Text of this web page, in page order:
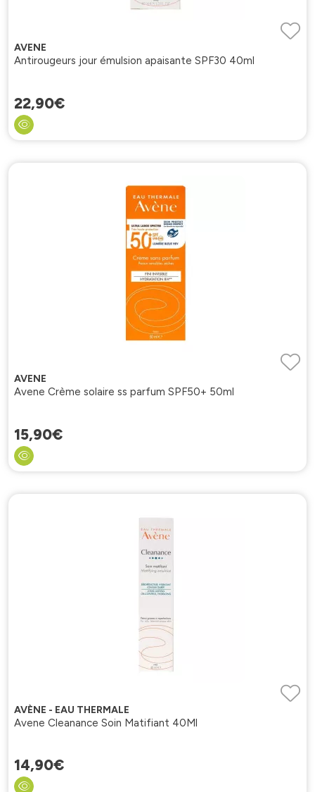
AVENE
Antirougeurs jour émulsion apaisante SPF30 40ml
22,90€
AVENE
Avene Crème solaire ss parfum SPF50+ 50ml
15,90€
AVÈNE - EAU THERMALE
Avene Cleanance Soin Matifiant 40Ml
14,90€